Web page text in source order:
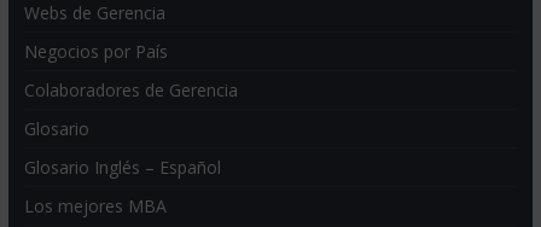
Webs de Gerencia
Negocios por País
Colaboradores de Gerencia
Glosario
Glosario Inglés – Español
Los mejores MBA